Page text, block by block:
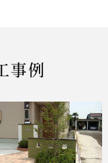
事例